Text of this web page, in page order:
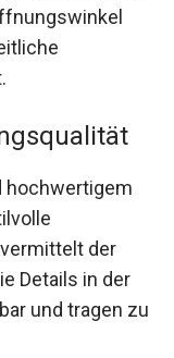
hochwertigem
der
Details in der
und tragen zu